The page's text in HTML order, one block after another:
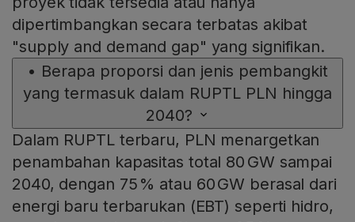
dipertimbangkan secara terbatas akibat
"supply and demand gap" yang signifikan.
• Berapa proporsi dan jenis pembangkit
yang termasuk dalam RUPTL PLN hingga
2040?
Dalam RUPTL terbaru, PLN menargetkan
penambahan kapasitas total 80 GW sampai
2040, dengan 75 % atau 60 GW berasal dari
energi baru terbarukan (EBT) seperti hidro,